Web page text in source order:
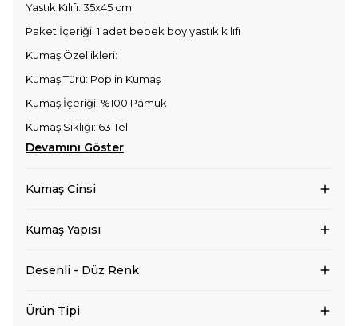
Yastık Kılıfı: 35x45 cm
Paket İçeriği: 1 adet bebek boy yastık kılıfı
Kumaş Özellikleri:
Kumaş Türü: Poplin Kumaş
Kumaş İçeriği: %100 Pamuk
Kumaş Sıklığı: 63 Tel
Devamını Göster
Kumaş Cinsi
Kumaş Yapısı
Desenli - Düz Renk
Ürün Tipi